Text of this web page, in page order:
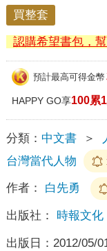
買整套
認購希望書包，
預計最高可得金幣
HAPPY GO享100累
分類： 中文書 ＞
台灣當代人物
作者： 白先勇
出版社： 時報文化
出版日： 2012/05/